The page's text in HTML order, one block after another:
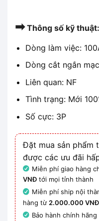
➡Thông số kỹ thuật:
Dòng làm việc:
Dòng cắt ngắn
Liên quan: NF
Tình trạng: Mới
Số cực: 3P
Đặt mua sản phẩm
được các ưu đãi
Miễn phí giao hàng
VNĐ tới mọi tỉnh thành
Miễn phí ship nội
hàng từ 2.000.000 VNĐ
Bảo hành chính hãng